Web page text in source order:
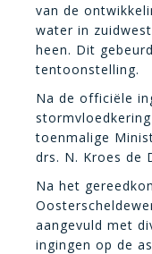
van de
water in
heen. Dit
tentoonstelling.
Na de officiële
toenmalige
drs. N. Kroes de
Na het
aangevuld met
ingingen op de